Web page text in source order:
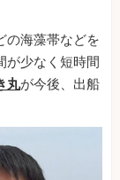
の海藻帯などを
が少なく短時間
丸が今後、出船